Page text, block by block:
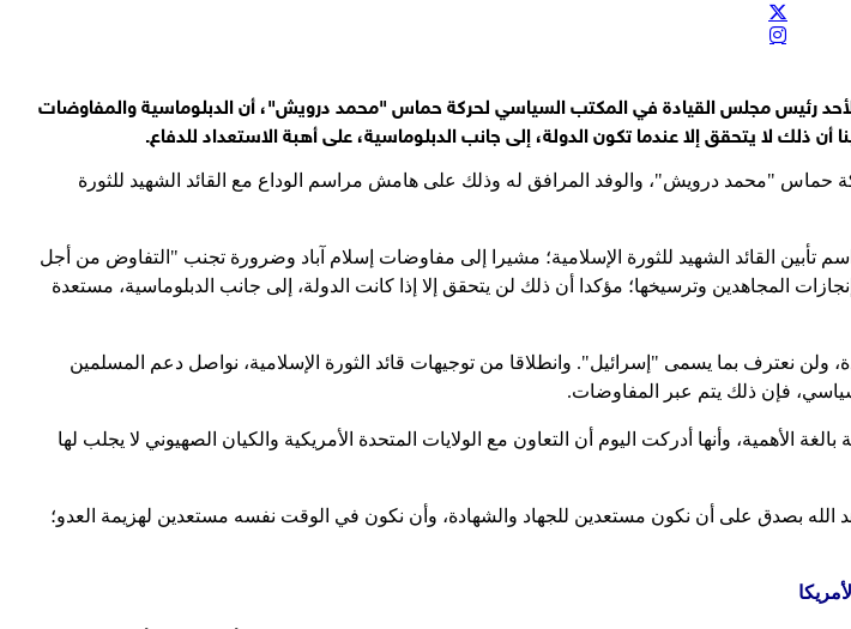
رئيس مجلس القيادة في المكتب السياسي لحركة حماس "محمد درويش"، أن الدبلوماسية والمفاوضات
ذلك لا يتحقق إلا عندما تكون الدولة، إلى جانب الدبلوماسية، على أهبة الاستعداد للدفاع.
حماس "محمد درويش"، والوفد المرافق له وذلك على هامش مراسم الوداع مع القائد الشهيد للثورة
القائد الشهيد للثورة الإسلامية؛ مشيرا إلى مفاوضات إسلام آباد وضرورة تجنب "التفاوض من أجل
المجاهدين وترسيخها؛ مؤكدا أن ذلك لن يتحقق إلا إذا كانت الدولة، إلى جانب الدبلوماسية، مستعدة
ولن نعترف بما يسمى "إسرائيل". وانطلاقا من توجيهات قائد الثورة الإسلامية، نواصل دعم المسلمين
فإن ذلك يتم عبر المفاوضات.
وأنها أدركت اليوم أن التعاون مع الولايات المتحدة الأمريكية والكيان الصهيوني لا يجلب لها
بصدق على أن نكون مستعدين للجهاد والشهادة، وأن نكون في الوقت نفسه مستعدين لهزيمة العدو؛